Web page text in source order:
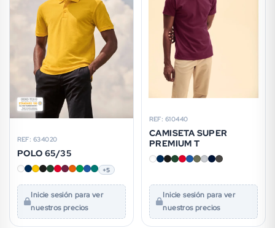
REF: 634020
POLO 65/35
+5
Inicie sesión para ver
nuestros precios
REF: 610440
CAMISETA SUPER
PREMIUM T
Inicie sesión para ver
nuestros precios